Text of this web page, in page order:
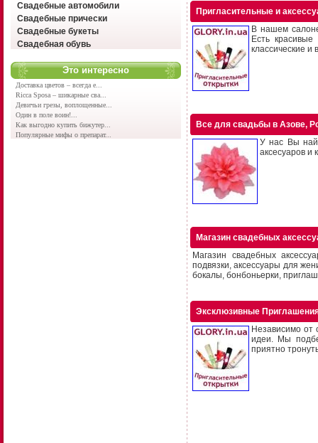
Свадебные автомобили
Свадебные прически
Свадебные букеты
Свадебная обувь
Это интересно
Доставка цветов – всегда е...
Ricca Sposa – шикарные сва...
Девичьи грезы, воплощенные...
Один в поле воин!...
Как выгодно купить бижутер...
Популярные мифы о препарат...
Пригласительные и
В нашем
Есть
классические и
Все для свадьбы в Азове,
У нас Вы
аксесуаров и
Магазин свадебных
Магазин свадебных
подвязки, аксессуары для
бокалы, бонбоньерки,
Эксклюзивные
Независимо от
идеи. Мы
приятно